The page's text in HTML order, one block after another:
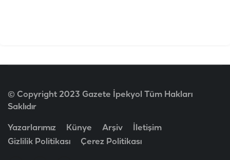
© Copyright 2023 Gazete İpekyol Tüm Hakları
Saklıdır
Yazarlarımız Künye Arşiv
İletişim
Gizlilik Politikası
Çerez Politikası